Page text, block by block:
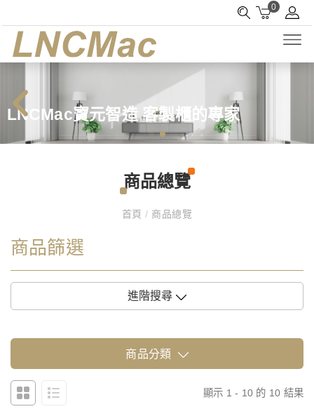
0
LNCMac寶元智造 客製櫃的專家
商品總覽
首頁/ 商品總覽
商品篩選
進階搜尋
商品分類
顯示 1 - 10 的 10 結果